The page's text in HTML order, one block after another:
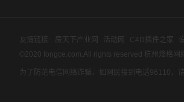
友情链接: 房天下产业网 活动网 C4D插件之家
©2020 fongce.com.All rights reserved 杭州烽格网
为了防范电信网络诈骗，如网民接到电话96110，